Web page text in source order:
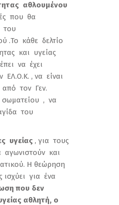
αθλουμένου
που θα
του
.Το κάθε δελτίο
και υγείας
να έχει
ΕΛ.Ο.Κ. , να είναι
τον Γεν.
, να
του
υγείας , για τους
και
Η θεώρηση
ισχύει για ένα
που δεν
αθλητή, ο